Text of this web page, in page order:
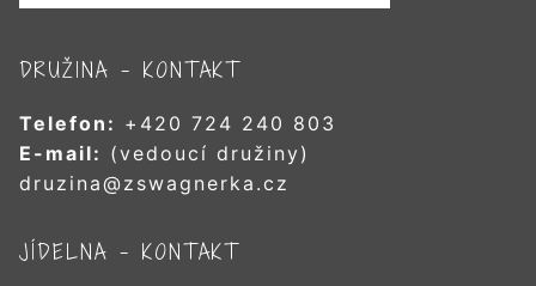
DRUŽINA – KONTAKT
Telefon: +420 724 240 803
E-mail: (vedoucí družiny)
druzina@zswagnerka.cz
JÍDELNA – KONTAKT